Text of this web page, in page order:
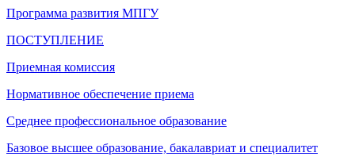
Программа развития МПГУ
ПОСТУПЛЕНИЕ
Приемная комиссия
Нормативное обеспечение приема
Среднее профессиональное образование
Базовое высшее образование, бакалавриат и специалитет